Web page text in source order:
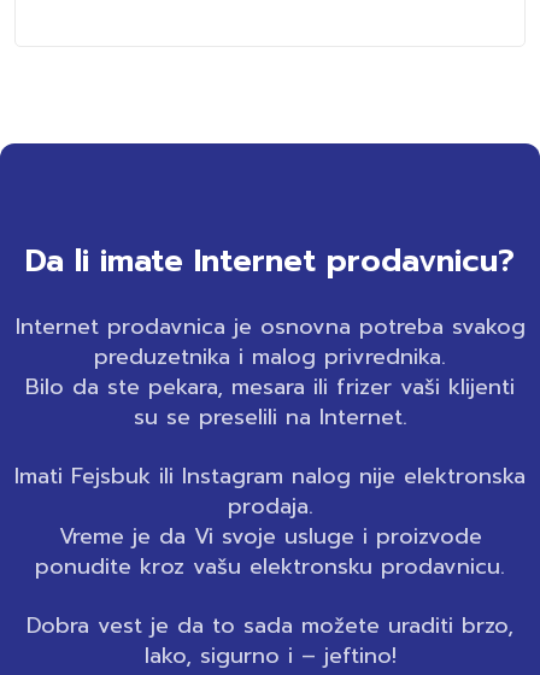
Da li imate Internet prodavnicu?
Internet prodavnica je osnovna potreba svakog
preduzetnika i malog privrednika.
Bilo da ste pekara, mesara ili frizer vaši klijenti
su se preselili na Internet.
Imati Fejsbuk ili Instagram nalog nije elektronska
prodaja.
Vreme je da Vi svoje usluge i proizvode
ponudite kroz vašu elektronsku prodavnicu.
Dobra vest je da to sada možete uraditi brzo,
lako, sigurno i – jeftino!